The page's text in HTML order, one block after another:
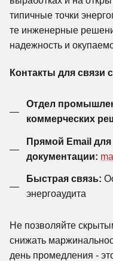
типичные точки
те инженерные
надежность и
Контакты для
Отдел
коммерческих
Прямой Email
документации:
Быстрая связь:
энергоаудита
Не позволяйте
снижать
день промедления -